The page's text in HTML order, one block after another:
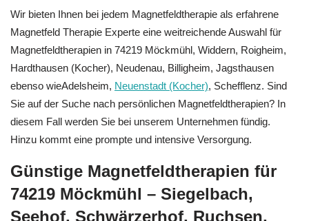
Wir bieten Ihnen bei jedem Magnetfeldtherapie als erfahrene
Magnetfeld Therapie Experte eine weitreichende Auswahl für
Magnetfeldtherapien in 74219 Möckmühl, Widdern, Roigheim,
Hardthausen (Kocher), Neudenau, Billigheim, Jagsthausen
ebenso wieAdelsheim, Neuenstadt (Kocher), Schefflenz. Sind
Sie auf der Suche nach persönlichen Magnetfeldtherapien? In
diesem Fall werden Sie bei unserem Unternehmen fündig.
Hinzu kommt eine prompte und intensive Versorgung.
Günstige Magnetfeldtherapien für
74219 Möckmühl – Siegelbach,
Seehof, Schwärzerhof, Ruchsen,